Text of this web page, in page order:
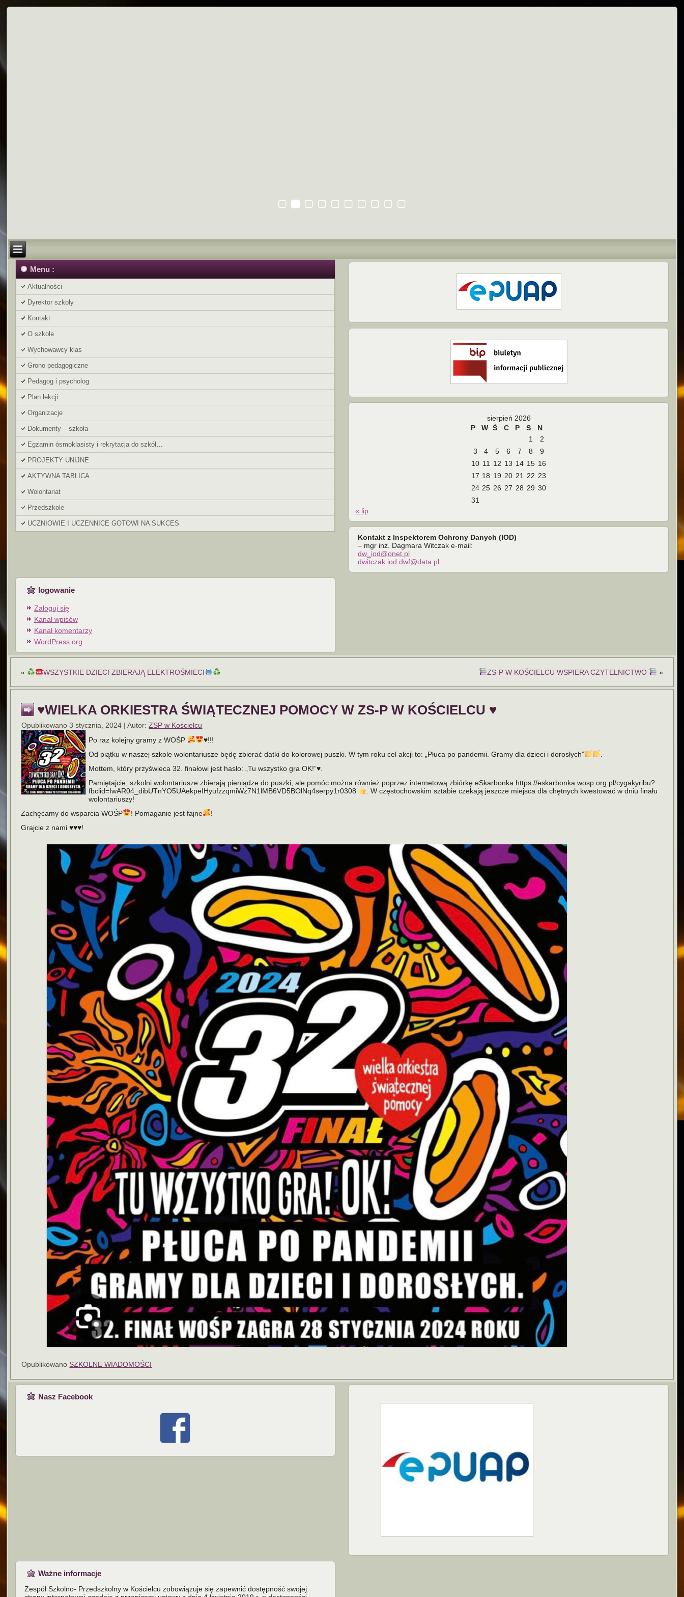
Menu :
Aktualności
Dyrektor szkoły
Kontakt
O szkole
Wychowawcy klas
Grono pedagogiczne
Pedagog i psycholog
Plan lekcji
Organizacje
Dokumenty – szkoła
Egzamin ósmoklasisty i rekrytacja do szkół…
PROJEKTY UNIJNE
AKTYWNA TABLICA
Wolontariat
Przedszkole
UCZNIOWIE I UCZENNICE GOTOWI NA SUKCES
sierpień 2026
P
W Ś C P S
N
1
2
3
4 5 6 7 8
9
10 11 12 13 14 15 16
17 18 19 20 21 22 23
24 25 26 27 28 29 30
31
« lip
Kontakt z Inspektorem Ochrony Danych (IOD)
– mgr inż. Dagmara Witczak e-mail:
dw_iod@onet.pl
dwitczak.iod.dwf@data.pl
logowanie
Zaloguj się
Kanał wpisów
Kanał komentarzy
WordPress.org
« WSZYSTKIE DZIECI ZBIERAJĄ ELEKTROŚMIECI ZS-P W KOŚCIELCU WSPIERA CZYTELNICTWO »
♥️WIELKA ORKIESTRA ŚWIĄTECZNEJ POMOCY W ZS-P W KOŚCIELCU ♥️
Opublikowano 3 stycznia, 2024 |Autor: ZSP w Kościelcu
Po raz kolejny gramy z WOŚP
♥️!!!
Od piątku w naszej szkole wolontariusze będę zbierać datki do kolorowej puszki. W tym roku cel akcji to: „Płuca po pandemii. Gramy dla dzieci i dorosłych”
Mottem, który przyświeca 32. finałowi jest hasło: „Tu wszystko gra OK!”♥️.
Pamiętajcie, szkolni wolontariusze zbierają pieniądze do puszki, ale pomóc można również poprzez internetową zbiórkę eSkarbonka https://eskarbonka.wosp.org.pl/cygakyribu?
fbclid=IwAR04_dibUTnYO5UAekpeIHyufzzqmiWz7N1lMB6VD5BOlNq4serpy1r0308
. W częstochowskim sztabie czekają jeszcze miejsca dla chętnych kwestować w dniu finału
wolontariuszy!
Zachęcamy do wsparcia WOŚP
! Pomaganie jest fajne
!
Grajcie z nami ♥️♥️♥️!
Opublikowano SZKOLNE WIADOMOŚCI
Nasz Facebook
Ważne informacje
Zespół Szkolno- Przedszkolny w Kościelcu zobowiązuje się zapewnić dostępność swojej